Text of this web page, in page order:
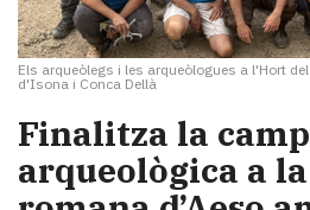
Els arqueòlegs i les arqueòlogues a l'Hort
d'Isona i Conca Dellà
Finalitza la
arqueològica a